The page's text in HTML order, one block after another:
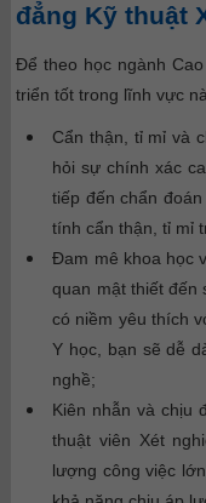
đẳng Kỹ thuật
Để theo học ngành
triển tốt trong lĩnh vực
Cẩn thận, tỉ mỉ và
hỏi sự chính xác
tiếp đến chẩn
tính cẩn thận, tỉ mỉ
Đam mê khoa học
quan mật thiết đến
có niềm yêu thích
Y học, bạn sẽ dễ
nghề;
Kiên nhẫn và chịu
thuật viên Xét
lượng công việc